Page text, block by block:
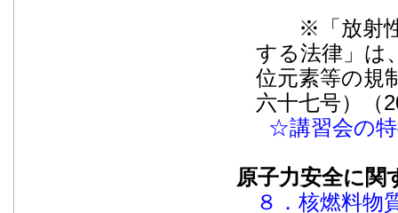
※「放射性
する法律」は
位元素等の規
六十七号）（
☆講習会の
原子力安全に関
８．核燃料物